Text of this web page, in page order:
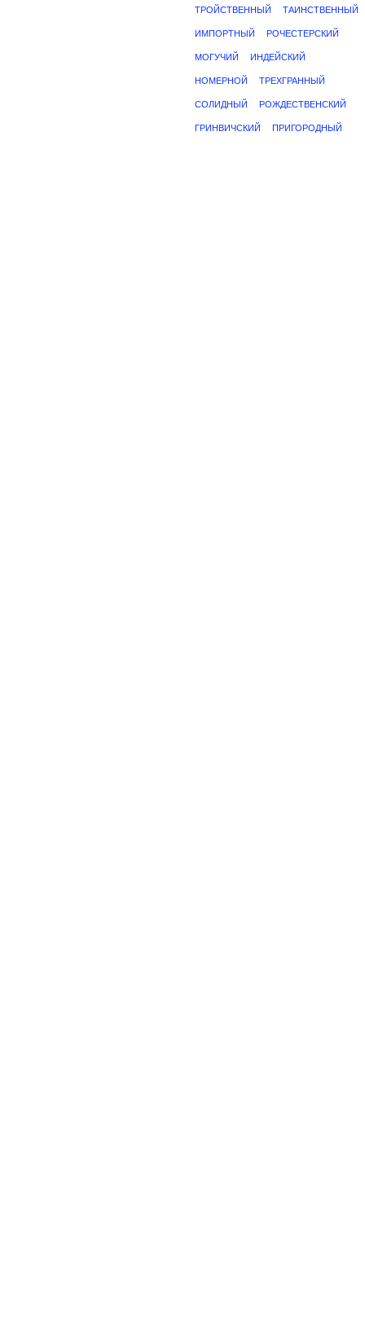
ТРОЙСТВЕННЫЙ ТАИНСТВЕННЫЙ
ИМПОРТНЫЙ РОЧЕСТЕРСКИЙ
МОГУЧИЙ ИНДЕЙСКИЙ
НОМЕРНОЙ ТРЕХГРАННЫЙ
СОЛИДНЫЙ РОЖДЕСТВЕНСКИЙ
ГРИНВИЧСКИЙ ПРИГОРОДНЫЙ